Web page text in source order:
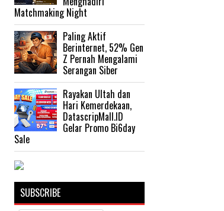
Matchmaking Night
Paling Aktif
Berinternet, 52% Gen
Z Pernah Mengalami
Serangan Siber
Rayakan Ultah dan
Hari Kemerdekaan,
DatascripMall.ID
Gelar Promo Bi6day
Sale
SUBSCRIBE